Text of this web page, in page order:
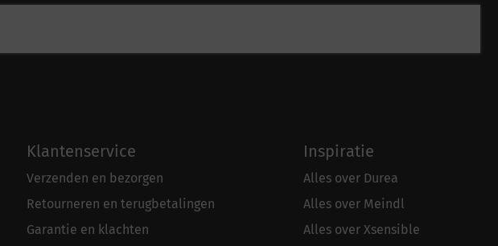
Klantenservice
Verzenden en bezorgen
Retourneren en terugbetalingen
Garantie en klachten
Inspiratie
Alles over Durea
Alles over Meindl
Alles over Xsensible